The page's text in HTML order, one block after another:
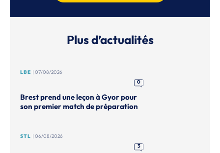
Plus d’actualités
LBE | 07/08/2026
0
Brest prend une leçon à Gyor pour
son premier match de préparation
STL | 06/08/2026
3